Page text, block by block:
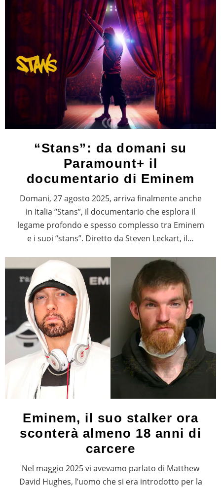
“Stans”: da domani su
Paramount+ il
documentario di Eminem
Domani, 27 agosto 2025, arriva finalmente anche
in Italia “Stans”, il documentario che esplora il
legame profondo e spesso complesso tra Eminem
e i suoi “stans”. Diretto da Steven Leckart, il…
Eminem, il suo stalker ora
sconterà almeno 18 anni di
carcere
Nel maggio 2025 vi avevamo parlato di Matthew
David Hughes, l’uomo che si era introdotto per la